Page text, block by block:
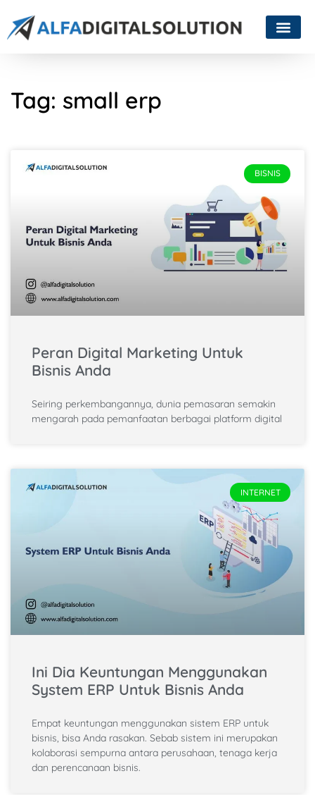
Tag: small erp
BISNIS
Peran Digital Marketing Untuk
Bisnis Anda
Seiring perkembangannya, dunia pemasaran semakin
mengarah pada pemanfaatan berbagai platform digital
INTERNET
Ini Dia Keuntungan Menggunakan
System ERP Untuk Bisnis Anda
Empat keuntungan menggunakan sistem ERP untuk
bisnis, bisa Anda rasakan. Sebab sistem ini merupakan
kolaborasi sempurna antara perusahaan, tenaga kerja
dan perencanaan bisnis.